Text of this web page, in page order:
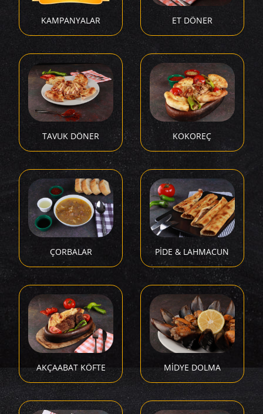
KAMPANYALAR ET DÖNER
TAVUK DÖNER KOKOREÇ
ÇORBALAR PİDE & LAHMACUN
AKÇAABAT KÖFTE MİDYE DOLMA